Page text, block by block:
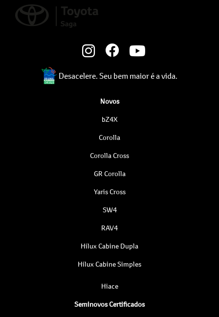
Desacelere. Seu bem maior é a vida.
Novos
bZ4X
Corolla
Corolla Cross
GR Corolla
Yaris Cross
SW4
RAV4
Hilux Cabine Dupla
Hilux Cabine Simples
Hiace
Seminovos Certificados